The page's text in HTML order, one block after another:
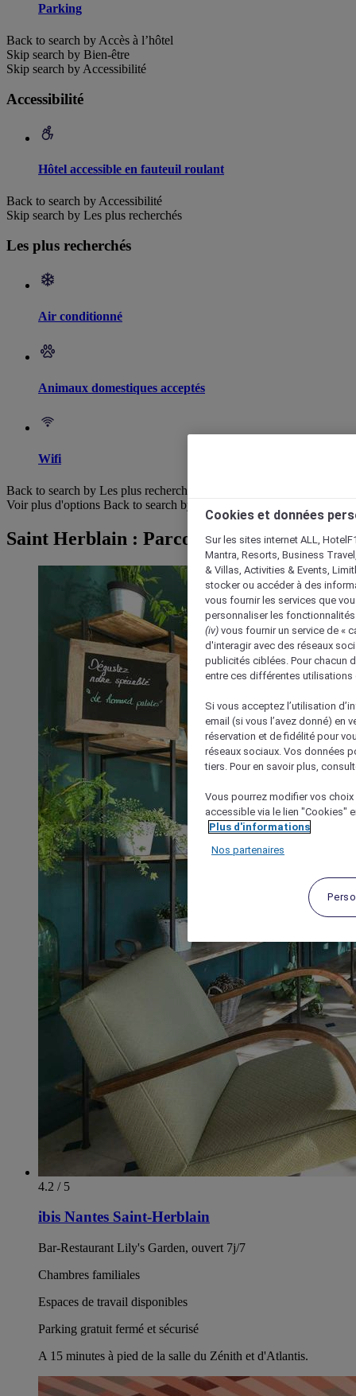
Parking
Back to search by Accès à l’hôtel
Skip search by Bien-être
Skip search by Accessibilité
Accessibilité
Hôtel accessible en fauteuil roulant
Back to search by Accessibilité
Skip search by Les plus recherchés
Les plus recherchés
Air conditionné
Animaux domestiques acceptés
Wifi
Back to search by Les plus recherchés
Voir plus d'options Back to search by categories
Saint Herblain : Parcourir les hôtels
4.2 / 5
ibis Nantes Saint-Herblain
Bar-Restaurant Lily's Garden, ouvert 7j/7
Chambres familiales
Espaces de travail disponibles
Parking gratuit fermé et sécurisé
A 15 minutes à pied de la salle du Zénith et d'Atlantis.
Cookies et données
Sur les sites internet ALL,
Mantra, Resorts, Business
& Villas, Activities & Events,
stocker ou accéder à des
vous fournir les services que
personnaliser les
(iv) vous fournir un service de «
d'interagir avec des réseaux
publicités ciblées. Pour chacun
entre ces différentes utilisations
Si vous acceptez l’utilisation
email (si vous l’avez donné) en
réservation et de fidélité pour
réseaux sociaux. Vos données
tiers. Pour en savoir plus,
Vous pourrez modifier vos
accessible via le lien "Cookies"
Plus d'informations
Nos partenaires